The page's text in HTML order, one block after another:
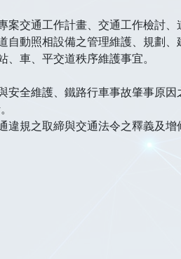
案交通工作計畫、交通工作檢討、
自動照相設備之管理維護、規劃、
車、平交道秩序維護事宜。
全維護、鐵路行車事故肇事原因
規之取締與交通法令之釋義及增